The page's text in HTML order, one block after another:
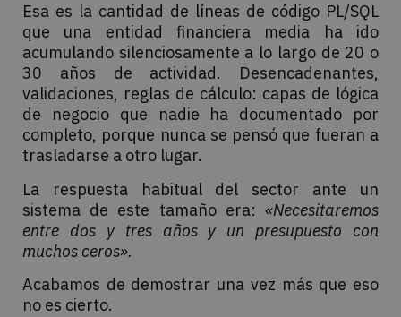
Esa es la cantidad de líneas de código PL/SQL
que una entidad financiera media ha ido
acumulando silenciosamente a lo largo de 20 o
30 años de actividad. Desencadenantes,
validaciones, reglas de cálculo: capas de lógica
de negocio que nadie ha documentado por
completo, porque nunca se pensó que fueran a
trasladarse a otro lugar.
La respuesta habitual del sector ante un
sistema de este tamaño era: «Necesitaremos
entre dos y tres años y un presupuesto con
muchos ceros».
Acabamos de demostrar una vez más que eso
no es cierto.